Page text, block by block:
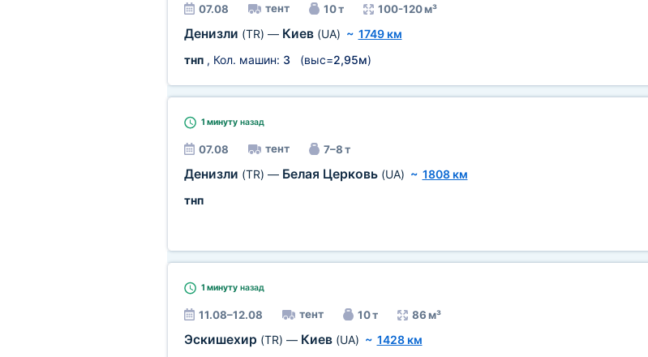
07.08 тент 10 т 100-120 м³
Денизли (TR) — Киев (UA) ~ 1749 км
тнп, Кол. машин: 3 (выс=2,95м)
1 минутуназад
07.08 тент 7–8 т
Денизли (TR) — Белая Церковь (UA) ~ 1808 км
тнп
1 минутуназад
11.08–12.08 тент 10 т 86 м³
Эскишехир (TR) — Киев (UA) ~ 1428 км